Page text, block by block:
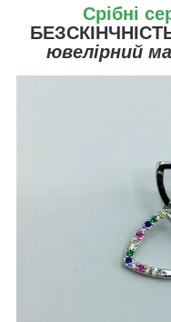
Срібні
ювелірний